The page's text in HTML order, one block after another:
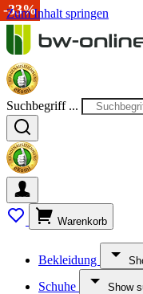
Zum Inhalt springen
Suchbegriff ...
Warenkorb
Bekleidung
Schuhe Show
-15%
-33%